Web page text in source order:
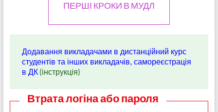
ПЕРШІ КРОКИ В МУДЛ
Додавання викладачами в дистанційний курс
студентів та інших викладачів, самореєстрація
в ДК(інструкція)
Втрата логіна або пароля